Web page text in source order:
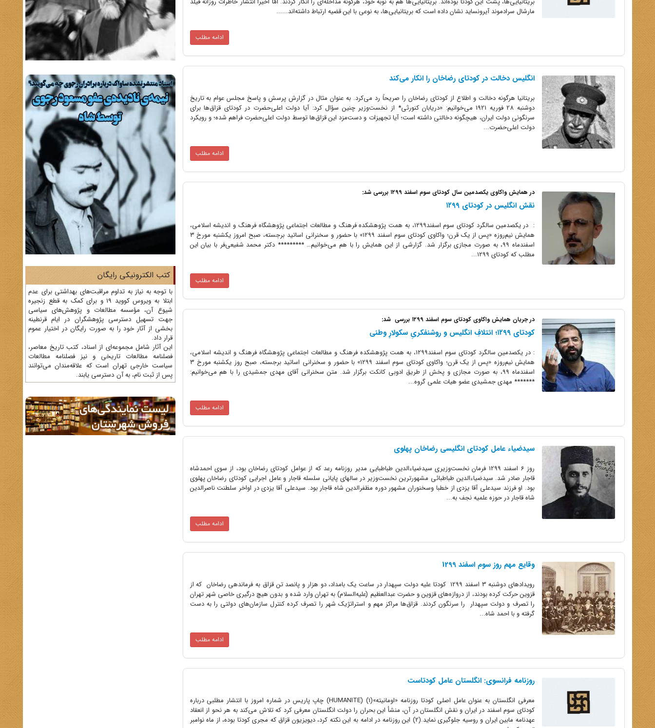
مارشال سرادموند آیرونساید نشان داده است که بریتانیایی‌ها، به نوعی با این قضیه ارتباط داشته‌اند......
ادامه مطلب
انگلیس دخالت در کودتای رضاخان را انکار می‌کند
بریتانیا هرگونه دخالت و اطلاع از کودتای رضاخان را صریحاً رد می‌کرد. به عنوان مثال در گزارش پرسش و پاسخ مجلس عوام به تاریخ
دوشنبه 28 فوریه 1921 می‌خوانیم: «دریابان کنورثی* از نخست‌وزیر چنین سؤال کرد: آیا دولت اعلی‌حضرت در کودتای قزاق‌ها برای
سرنگونی دولت ایران، هیچگونه دخالتی داشته است؛ آیا تجهیزات و دست‌مزد این قزاق‌ها توسط دولت اعلی‌حضرت فراهم شده؛ و رویکرد
دولت اعلی‌حضرت...
ادامه مطلب
در همایش واکاوی یکصدمین سال کودتای سوم اسفند ۱۲۹۹ بررسی شد:
نقش انگلیس در کودتای ۱۲۹۹
: در یکصدمین سالگرد کودتای سوم اسفند۱۲۹۹، به همت پژوهشکده فرهنگ و مطالعات اجتماعی پژوهشگاه فرهنگ و اندیشه اسلامی،
همایش نیم‌روزه «پس از یک قرن؛ واکاوی کودتای سوم اسفند ۱۲۹۹» با حضور و سخنرانی اساتید برجسته، صبح امروز یکشنبه مورخ ۳
اسفندماه ۹۹، به صورت مجازی برگزار شد. گزارشی از این همایش را با هم می‌خوانیم… ********* دکتر محمد شفیعی‌فر با بیان این
مطلب که کودتای ۱۲۹۹...
ادامه مطلب
در جریان همایش واکاوی کودتای سوم اسفند ۱۲۹۹ بررسی شد:
کودتای ۱۲۹۹؛ ائتلافِ انگلیس و روشنفکریِ سکولارِ وطنی
: در یکصدمین سالگرد کودتای سوم اسفند۱۲۹۹، به همت پژوهشکده فرهنگ و مطالعات اجتماعی پژوهشگاه فرهنگ و اندیشه اسلامی،
همایش نیم‌روزه «پس از یک قرن؛ واکاوی کودتای سوم اسفند ۱۲۹۹» با حضور و سخنرانی اساتید برجسته، صبح روز یکشنبه مورخ ۳
اسفندماه ۹۹، به صورت مجازی و پخش از طریق ادوبی کانکت برگزار شد. متن سخنرانی آقای مهدی جمشیدی را با هم می‌خوانیم:
******* مهدی جمشیدی عضو هیات علمی گروه...
ادامه مطلب
سیدضیاء عامل کودتای انگلیسی رضاخان‌ پهلوی
روز 6 اسفند 1299 فرمان نخست‌وزیری سیدضیاءالدین طباطبایی مدیر روزنامه رعد که از عوامل کودتای رضاخان بود، از سوی احمدشاه
قاجار صادر شد. سیدضیاءالدین طباطبائی مشهورترین نخست‌وزیر در سالهای پایانی سلسله قاجار و عامل اجرایی کودتای رضاخان پهلوی
بود. او فرزند سیدعلی آقا یزدی از خطبا وسخنوران مشهور دوره مظفرالدین شاه قاجار بود. سیدعلی آقا یزدی در اواخر سلطنت ناصرالدین
شاه قاجار در حوزه علمیه نجف به...
ادامه مطلب
وقایع مهم روز سوم اسفند 1299
رویدادهای دوشنبه 3 اسفند 1299 کودتا علیه دولت سپهدار در ساعت یک بامداد، دو هزار و پانصد تن قزاق به فرماندهی رضاخان که از
قزوین حرکت کرده بودند، از دروازه‌های قزوین و حضرت عبد‌العظیم‌ (علیه‌السلام) به تهران وارد شده و بدون هیچ درگیری خاصی شهر تهران
را تصرف و دولت سپهدار را سرنگون کردند. قزاق‌ها مراکز مهم و استراتژیک شهر را تصرف کرده کنترل سازمان‌های دولتی را به دست
گرفته و با احمد شاه...
ادامه مطلب
روزنامه فرانسوی: انگلستان عامل کودتاست
معرفی انگلستان به عنوان عامل اصلی کودتا روزنامه «اومانیته»(1) (HUMANITE) چاپ پاریس در شماره امروز با انتشار مطلبی درباره
کودتای سوم اسفند در ایران و نقش انگلستان در آن، منشأ این بحران را دولت انگلستان معرفی کرد که تلاش می‌کند به هر نحو از انعقاد
عهدنامه مابین ایران و روسیه جلوگیری نماید.(2) این روزنامه در ادامه به این نکته کرد، دیویزیون قزاق که مجری کودتا بوده، از ماه نوامبر
کتب الکترونیکی رایگان
با توجه به نیاز به تداوم مراقبت‌های بهداشتی برای عدم
ابتلا به ویروس کووید 19 و برای کمک به قطع زنجیره
شیوع آن، مؤسسه مطالعات و پژوهش‌های سیاسی
جهت تسهیل دسترسی پژوهشگران در ایام قرنطینه
بخشی از آثار خود را به صورت رایگان در اختیار عموم
قرار داد.
این آثار شامل مجموعه‌ای از اسناد، کتب تاریخ معاصر،
فصلنامه‌ مطالعات تاریخی و نیز فصلنامه مطالعات
سیاست خارجی تهران است که علاقه‌مندان می‌توانند
پس از ثبت نام، به آن دسترسی یابند.